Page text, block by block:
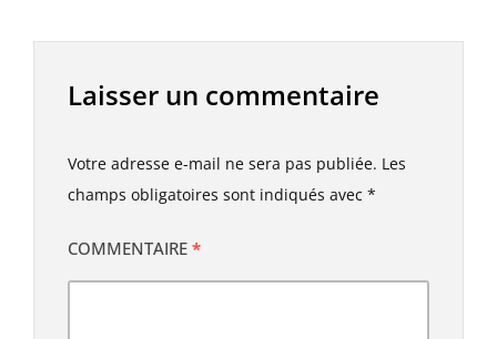
Laisser un commentaire
Votre adresse e-mail ne sera pas publiée. Les
champs obligatoires sont indiqués avec *
COMMENTAIRE *